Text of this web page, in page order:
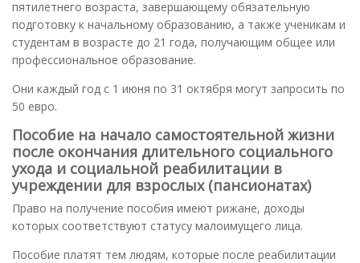
пятилетнего возраста, завершающему обязательную
подготовку к начальному образованию, а также ученикам и
студентам в возрасте до 21 года, получающим общее или
профессиональное образование.
Они каждый год с 1 июня по 31 октября могут запросить по
50 евро.
Пособие на начало самостоятельной жизни
после окончания длительного социального
ухода и социальной реабилитации в
учреждении для взрослых (пансионатах)
Право на получение пособия имеют рижане, доходы
которых соответствуют статусу малоимущего лица.
Пособие платят тем людям, которые после реабилитации